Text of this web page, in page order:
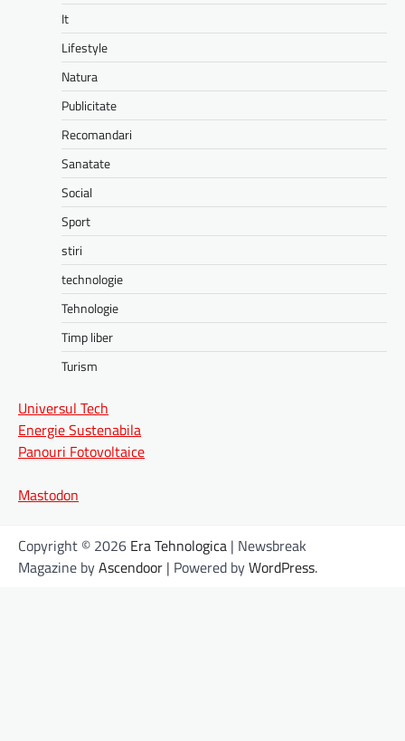
It
Lifestyle
Natura
Publicitate
Recomandari
Sanatate
Social
Sport
stiri
technologie
Tehnologie
Timp liber
Turism
Universul Tech
Energie Sustenabila
Panouri Fotovoltaice
Mastodon
Copyright © 2026 Era Tehnologica | Newsbreak
Magazine byAscendoor | Powered byWordPress.